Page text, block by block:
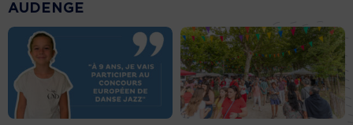
AUDENGE